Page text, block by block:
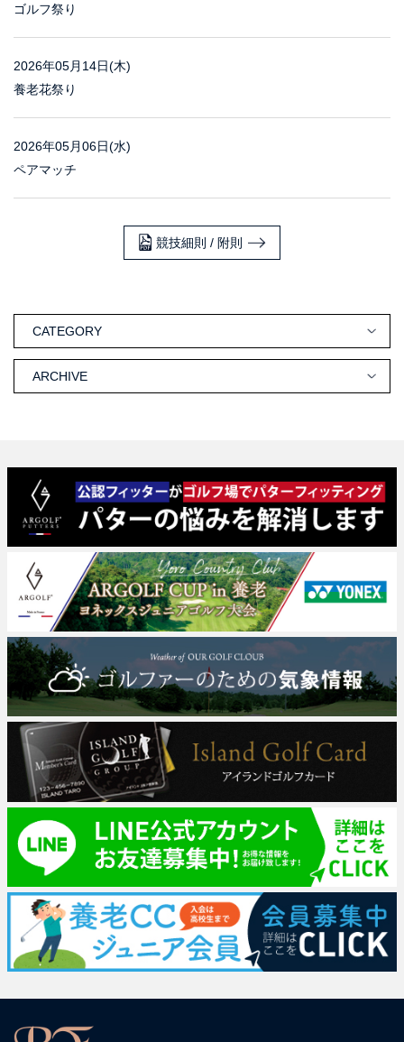
ゴルフ祭り
2026年05月14日(木)
養老花祭り
2026年05月06日(水)
ペアマッチ
競技細則 / 附則
CATEGORY
ARCHIVE